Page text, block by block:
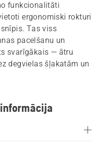
funkcionalitāti
ergonomiski rokturi
Tas viss
pacelšanu un
svarīgākais ― ātru
degvielas šļakatām un